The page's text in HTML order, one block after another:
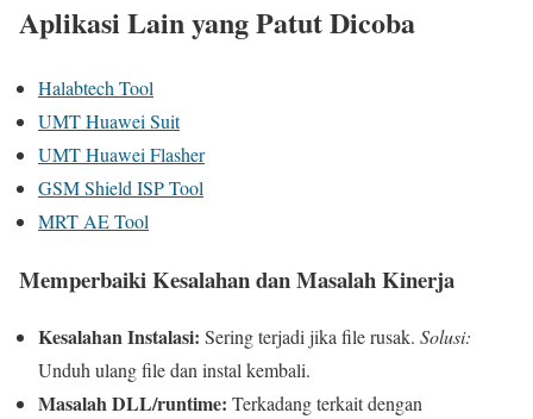
Aplikasi Lain yang Patut Dicoba
Halabtech Tool
UMT Huawei Suit
UMT Huawei Flasher
GSM Shield ISP Tool
MRT AE Tool
Memperbaiki Kesalahan dan Masalah Kinerja
Kesalahan Instalasi: Sering terjadi jika file rusak. Solusi:
Unduh ulang file dan instal kembali.
Masalah DLL/runtime: Terkadang terkait dengan